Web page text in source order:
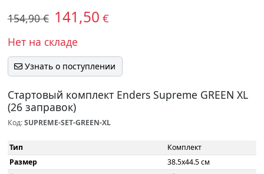
154,90 € 141,50 €
Нет на складе
Узнать о поступлении
Стартовый комплект Enders Supreme GREEN XL
(26 заправок)
Код:SUPREME-SET-GREEN-XL
Тип
Комплект
Размер
38.5x44.5 см